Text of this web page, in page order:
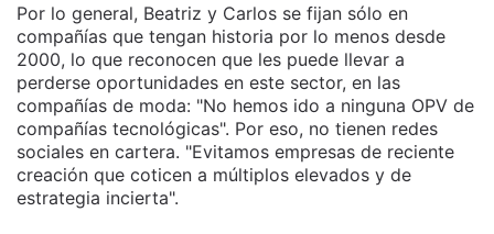
Por lo general, Beatriz y Carlos se fijan sólo en
compañías que tengan historia por lo menos desde
2000, lo que reconocen que les puede llevar a
perderse oportunidades en este sector, en las
compañías de moda: "No hemos ido a ninguna OPV de
compañías tecnológicas". Por eso, no tienen redes
sociales en cartera. "Evitamos empresas de reciente
creación que coticen a múltiplos elevados y de
estrategia incierta".